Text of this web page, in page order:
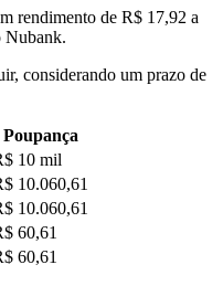
rendimento de R$ 17,92 a
Nubank.
considerando um prazo de
Poupança
10 mil
10.060,61
10.060,61
60,61
60,61